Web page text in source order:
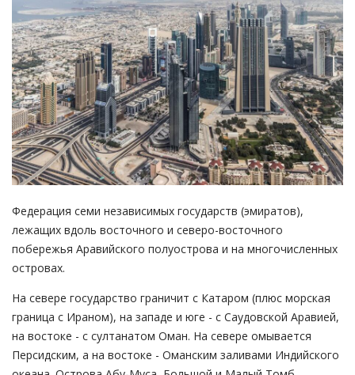
Федерация семи независимых государств (эмиратов),
лежащих вдоль восточного и северо-восточного
побережья Аравийского полуострова и на многочисленных
островах.
На севере государство граничит с Катаром (плюс морская
граница с Ираном), на западе и юге - с Саудовской Аравией,
на востоке - с султанатом Оман. На севере омывается
Персидским, а на востоке - Оманским заливами Индийского